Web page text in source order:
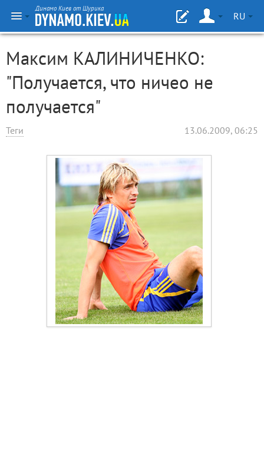
Динамо Киев от Шурика
RU
Максим КАЛИНИЧЕНКО:
"Получается, что ничео не
получается"
Теги 13.06.2009, 06:25